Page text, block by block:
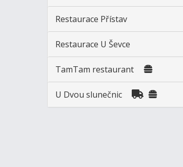
Restaurace Přístav
Restaurace U Ševce
TamTam restaurant
U Dvou slunečnic